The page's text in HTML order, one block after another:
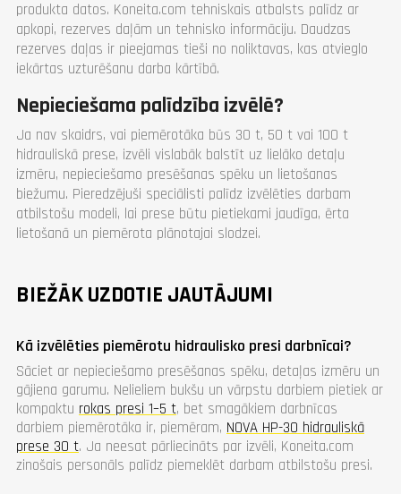
produkta datos. Koneita.com tehniskais atbalsts palīdz ar
apkopi, rezerves daļām un tehnisko informāciju. Daudzas
rezerves daļas ir pieejamas tieši no noliktavas, kas atvieglo
iekārtas uzturēšanu darba kārtībā.
Nepieciešama palīdzība izvēlē?
Ja nav skaidrs, vai piemērotāka būs 30 t, 50 t vai 100 t
hidrauliskā prese, izvēli vislabāk balstīt uz lielāko detaļu
izmēru, nepieciešamo presēšanas spēku un lietošanas
biežumu. Pieredzējuši speciālisti palīdz izvēlēties darbam
atbilstošu modeli, lai prese būtu pietiekami jaudīga, ērta
lietošanā un piemērota plānotajai slodzei.
BIEŽĀK UZDOTIE JAUTĀJUMI
Kā izvēlēties piemērotu hidraulisko presi darbnīcai?
Sāciet ar nepieciešamo presēšanas spēku, detaļas izmēru un
gājiena garumu. Nelieliem bukšu un vārpstu darbiem pietiek ar
kompaktu rokas presi 1–5 t, bet smagākiem darbnīcas
darbiem piemērotāka ir, piemēram, NOVA HP-30 hidrauliskā
prese 30 t. Ja neesat pārliecināts par izvēli, Koneita.com
zinošais personāls palīdz piemeklēt darbam atbilstošu presi.